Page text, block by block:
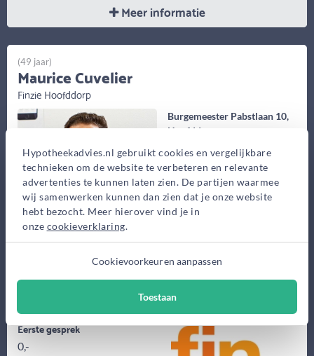
Hypotheekadvies.nl gebruikt cookies en vergelijkbare
technieken om de website te verbeteren en relevante
advertenties te kunnen laten zien. De partijen waarmee
wij samenwerken kunnen dan zien dat je onze website
hebt bezocht. Meer hierover vind je in
onze cookieverklaring.
Cookievoorkeuren aanpassen
Toestaan
Meer informatie
Burgemeester Pabstlaan 10,
Hoofddorp
Bekijk op kaart
Ik ben Maurice Cuvelier, 41 jaar en met mijn gezin woonachtig in
Bovenkerk. Ik ben geboren in Warmond en opgegroeid in
(49 jaar)
Maurice Cuvelier
Finzie Hoofddorp
Eerste gesprek
0,-